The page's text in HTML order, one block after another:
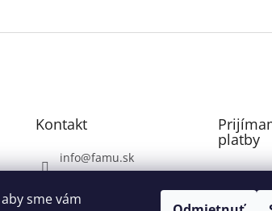
sme vám
Kontakt
info@famu.sk
Voda, Plyn, Poklopy: do
platby